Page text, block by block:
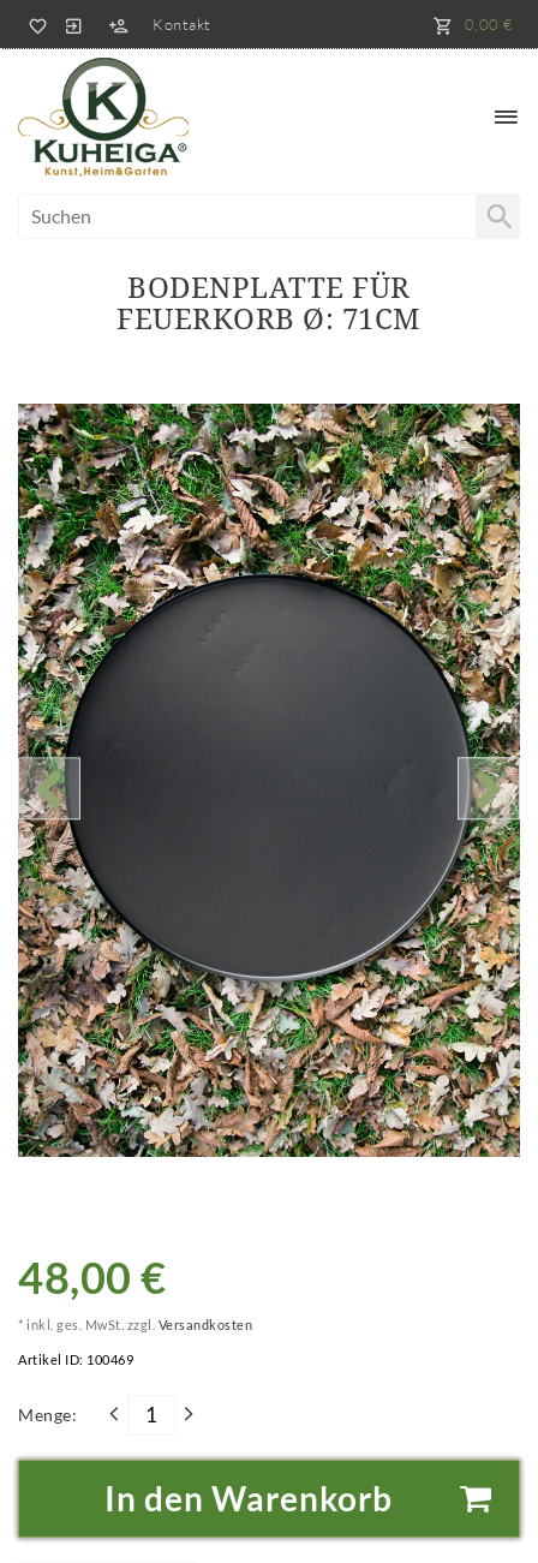
Kontakt 0,00 €
BODENPLATTE FÜR
FEUERKORB Ø: 71CM
48,00 €
* inkl. ges. MwSt. zzgl. Versandkosten
Artikel ID: 100469
Menge:
In den Warenkorb